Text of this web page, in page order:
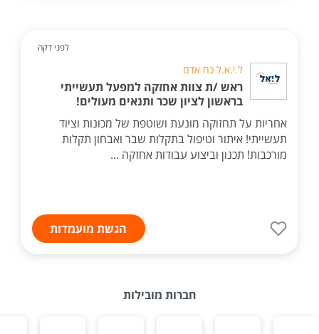
לפני דקה
ל.י.א.ל כח אדם
ראש /ת צוות אחזקה למפעל תעשייתי
בראשון לציון שכר ותנאים מעולים!
אחריות על תחזוקה מונעת ושוטפת של מכונות וציוד
תעשייתי! איתור וטיפול בתקלות שבר ואבחון תקלות
מורכבות! תכנון וביצוע עבודות אחזקה ...
הגשת מועמדות
חברות מובילות